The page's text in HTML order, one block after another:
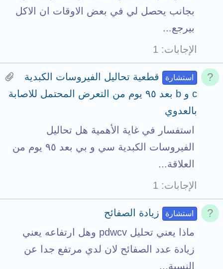
بجانب يحصل لي في بعض الاوقات ان الاكل
بيرجع...
الإجابات
1
استشارة
قطعية تحاليل الفيروسات الكبدية
c و b بعد ٩٥ يوم من التعرض المحتمل للاصابة
بالعدوي
استفسار في غاية الأهمية هل تحاليل
الفيروسات الكبدية سي و بي بعد ٩٥ يوم من
العلاقة...
الإجابات
1
استشارة
زيادة الصفائح
ماذا يعني تحليل pdwcv وهل ارتفاعه يعني
زيادة عدد الصفائح لان لدي مرتفع جدا عن
النسبة...